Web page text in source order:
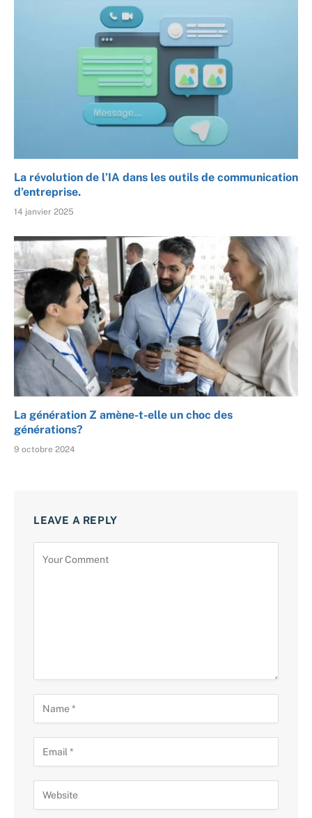
La révolution de l’IA dans les outils de communication
d’entreprise.
14 janvier 2025
La génération Z amène-t-elle un choc des
générations?
9 octobre 2024
LEAVE A REPLY